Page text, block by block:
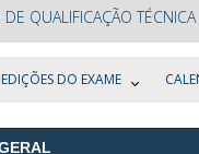
DE QUALIFICAÇÃO TÉCNICA
EDIÇÕES DO EXAME